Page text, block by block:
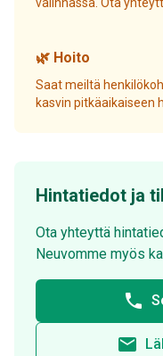
🌿 Hoito
Saat meiltä
kasvin pitkäaikaiseen
Hintatiedot ja
Ota yhteyttä
Neuvomme myös
phone
email